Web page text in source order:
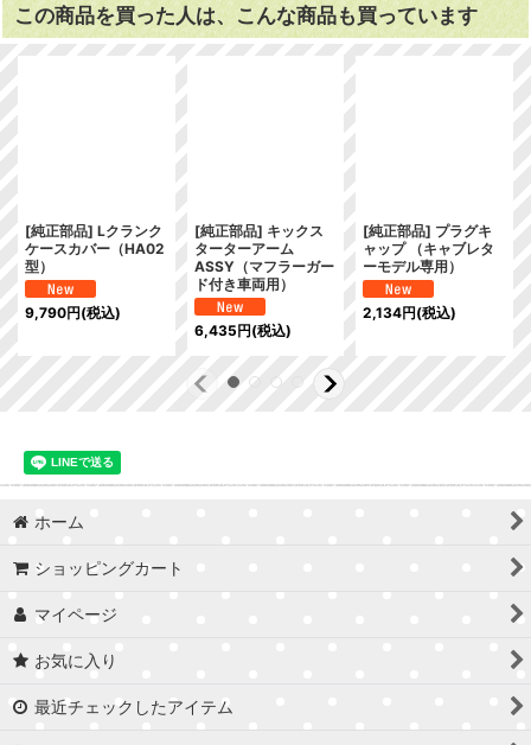
この商品を買った人は、こんな商品も買っています
[純正部品] Lクランク
ケースカバー（HA02
型）
9,790円(税込)
[純正部品] キックス
ターターアーム
ASSY（マフラーガー
ド付き車両用）
6,435円(税込)
[純正部品] プラグキ
ャップ （キャブレタ
ーモデル専用）
2,134円(税込)
ホーム
ショッピングカート
マイページ
お気に入り
最近チェックしたアイテム